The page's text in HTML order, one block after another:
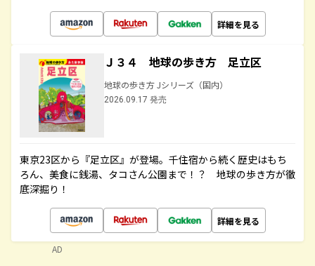
詳細を見る
Ｊ３４ 地球の歩き方 足立区
地球の歩き方 Jシリーズ（国内）
2026.09.17 発売
東京23区から『足立区』が登場。千住宿から続く歴史はもち
ろん、美食に銭湯、タコさん公園まで！？ 地球の歩き方が徹
底深掘り！
詳細を見る
AD